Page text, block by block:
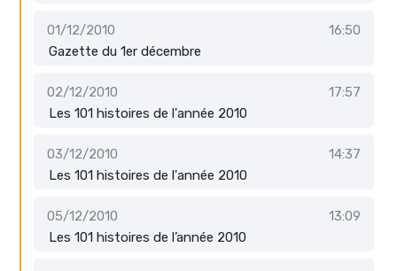
01/12/2010
16:50
Gazette du 1er décembre
02/12/2010
17:57
Les 101 histoires de l'année 2010
03/12/2010
14:37
Les 101 histoires de l'année 2010
05/12/2010
13:09
Les 101 histoires de l’année 2010